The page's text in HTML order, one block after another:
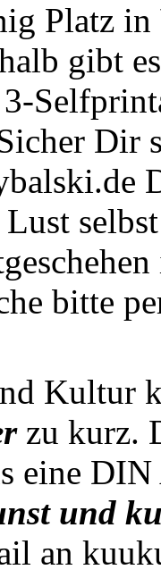
Platz in
gibt
Dir
bitte
Kultur
zu kurz.
eine
und
an